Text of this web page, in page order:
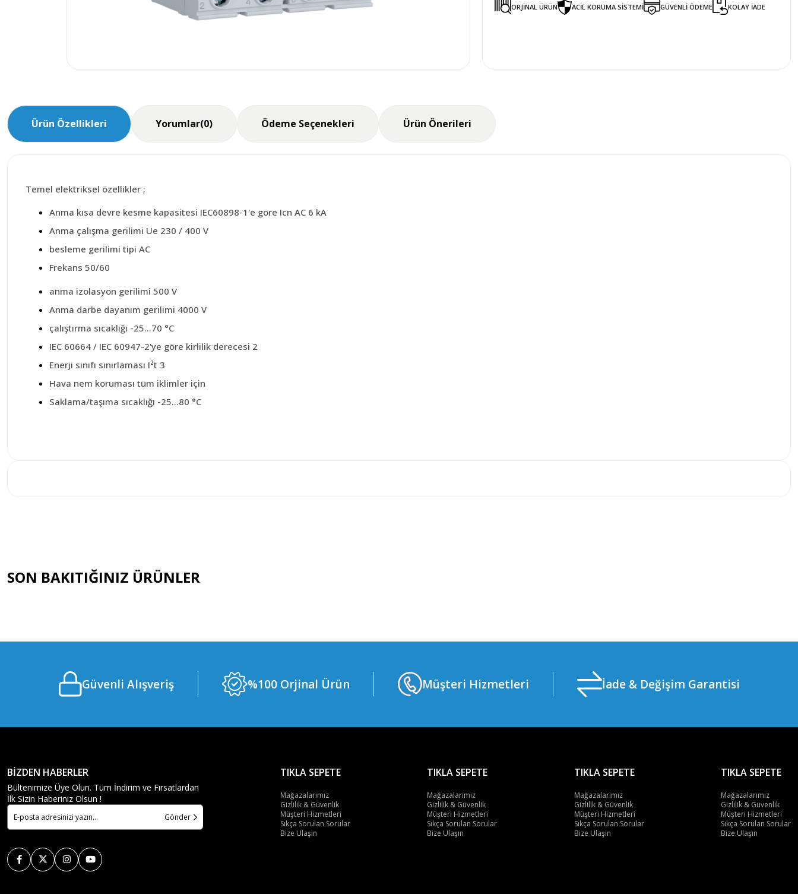
ORJİNAL ÜRÜN ACİL KORUMA SİSTEMİ GÜVENLİ ÖDEME KOLAY İADE
Ürün Özellikleri Yorumlar(0) Ödeme Seçenekleri Ürün Önerileri
Temel elektriksel özellikler ;
Anma kısa devre kesme kapasitesi IEC60898-1'e göre Icn AC 6 kA
Anma çalışma gerilimi Ue 230 / 400 V
besleme gerilimi tipi AC
Frekans 50/60
anma izolasyon gerilimi 500 V
Anma darbe dayanım gerilimi 4000 V
çalıştırma sıcaklığı -25…70 °C
IEC 60664 / IEC 60947-2'ye göre kirlilik derecesi 2
Enerji sınıfı sınırlaması I²t 3
Hava nem koruması tüm iklimler için
Saklama/taşıma sıcaklığı -25…80 °C
SON BAKITIĞINIZ ÜRÜNLER
Güvenli Alışveriş %100 Orjinal Ürün Müşteri Hizmetleri İade & Değişim Garantisi
BİZDEN HABERLER
Bültenimize Üye Olun. Tüm İndirim ve Fırsatlardan
İlk Sizin Haberiniz Olsun !
Gönder
TIKLA SEPETE
Mağazalarımız
Gizlilik & Güvenlik
Müşteri Hizmetleri
Sıkça Sorulan Sorular
Bize Ulaşın
TIKLA SEPETE
Mağazalarımız
Gizlilik & Güvenlik
Müşteri Hizmetleri
Sıkça Sorulan Sorular
Bize Ulaşın
TIKLA SEPETE
Mağazalarımız
Gizlilik & Güvenlik
Müşteri Hizmetleri
Sıkça Sorulan Sorular
Bize Ulaşın
TIKLA SEPETE
Mağazalarımız
Gizlilik & Güvenlik
Müşteri Hizmetleri
Sıkça Sorulan Sorular
Bize Ulaşın